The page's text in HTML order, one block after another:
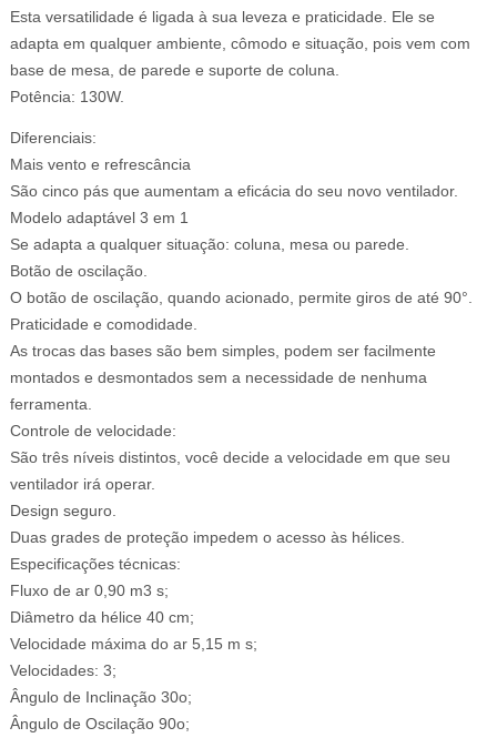
Esta versatilidade é ligada à sua leveza e praticidade. Ele se
adapta em qualquer ambiente, cômodo e situação, pois vem com
base de mesa, de parede e suporte de coluna.
Potência: 130W.
Diferenciais:
Mais vento e refrescância
São cinco pás que aumentam a eficácia do seu novo ventilador.
Modelo adaptável 3 em 1
Se adapta a qualquer situação: coluna, mesa ou parede.
Botão de oscilação.
O botão de oscilação, quando acionado, permite giros de até 90°.
Praticidade e comodidade.
As trocas das bases são bem simples, podem ser facilmente
montados e desmontados sem a necessidade de nenhuma
ferramenta.
Controle de velocidade:
São três níveis distintos, você decide a velocidade em que seu
ventilador irá operar.
Design seguro.
Duas grades de proteção impedem o acesso às hélices.
Especificações técnicas:
Fluxo de ar 0,90 m3 s;
Diâmetro da hélice 40 cm;
Velocidade máxima do ar 5,15 m s;
Velocidades: 3;
Ângulo de Inclinação 30o;
Ângulo de Oscilação 90o;